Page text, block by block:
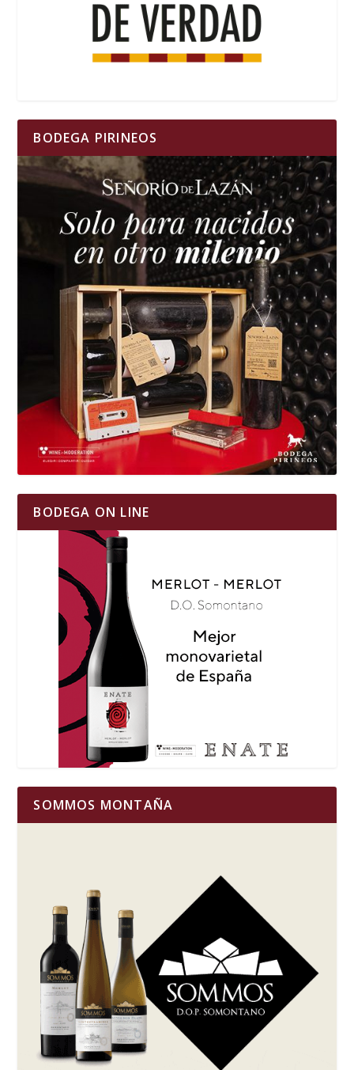
BODEGA PIRINEOS
BODEGA ON LINE
SOMMOS MONTAÑA